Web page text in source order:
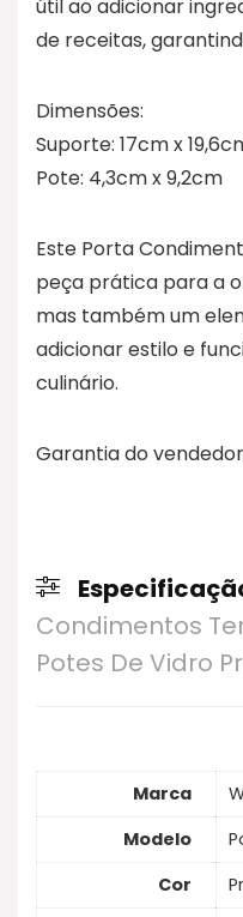
útil ao adicionar
de receitas,
Dimensões:
Suporte: 17cm x
Pote: 4,3cm x 9,2cm
Este Porta
peça prática para a
mas também um
adicionar estilo e
culinário.
Garantia do
Condimentos
Potes De Vidro
Marca
Modelo
Cor